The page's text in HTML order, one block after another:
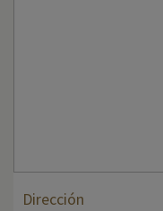
Dirección